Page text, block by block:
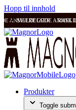
Hopp til innhold
ANMELDELSER RASK
SVÆRT GODE
Produkter
Toggle